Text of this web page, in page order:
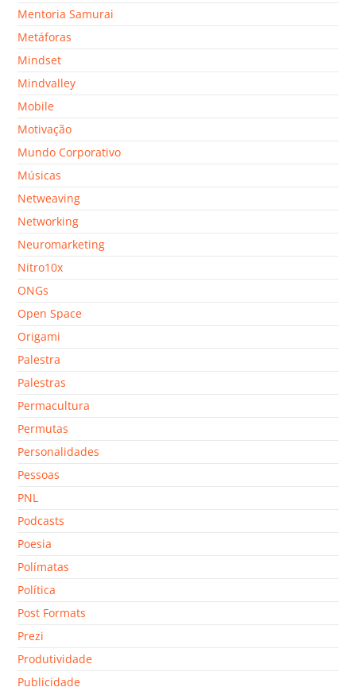
Mentoria Samurai
Metáforas
Mindset
Mindvalley
Mobile
Motivação
Mundo Corporativo
Músicas
Netweaving
Networking
Neuromarketing
Nitro10x
ONGs
Open Space
Origami
Palestra
Palestras
Permacultura
Permutas
Personalidades
Pessoas
PNL
Podcasts
Poesia
Polímatas
Política
Post Formats
Prezi
Produtividade
Publicidade